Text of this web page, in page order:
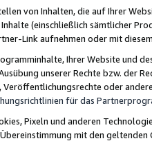
von Inhalten, die auf Ihrer
(einschließlich sämtlicher
Link aufnehmen oder mit
Ihrer Website und
unserer Rechte bzw. der
Veröffentlichungsrechte oder
für das
Pixeln und anderen
mit den